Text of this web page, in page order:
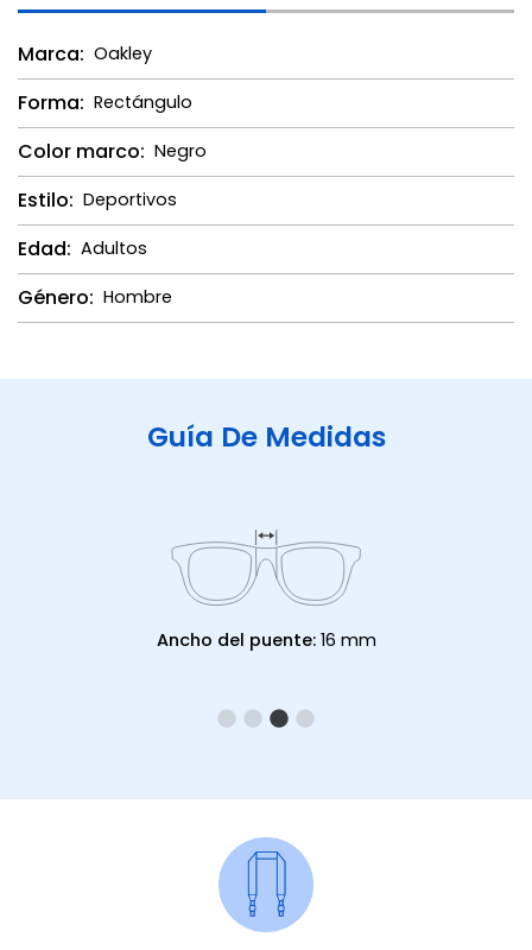
Marca: Oakley
Forma: Rectángulo
Color marco: Negro
Estilo: Deportivos
Edad: Adultos
Género: Hombre
Guía De Medidas
Ancho del puente: 16 mm